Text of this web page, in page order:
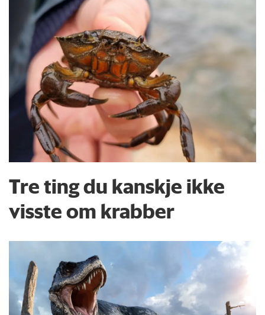
Tre ting du kanskje ikke
visste om krabber